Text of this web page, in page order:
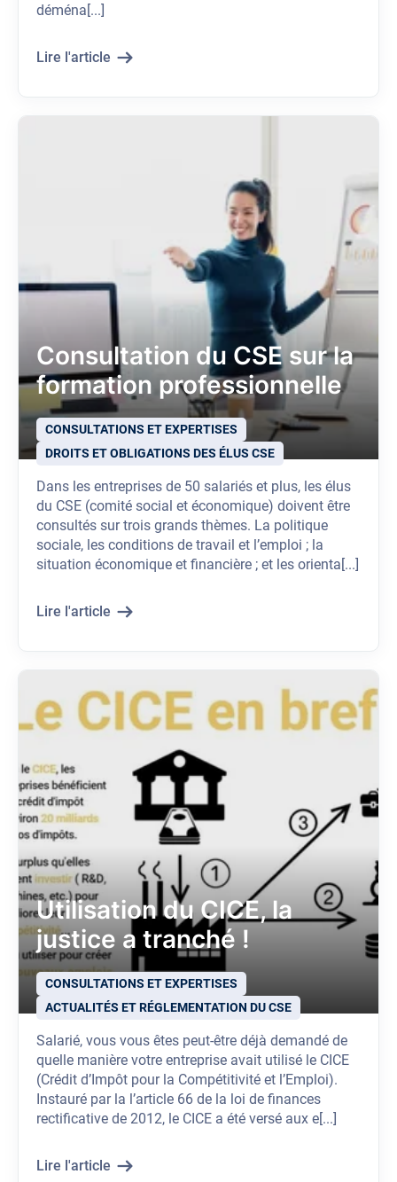
déména[...]
Lire l'article
Consultation du CSE sur la
formation professionnelle
CONSULTATIONS ET EXPERTISES
DROITS ET OBLIGATIONS DES ÉLUS CSE
Dans les entreprises de 50 salariés et plus, les élus
du CSE (comité social et économique) doivent être
consultés sur trois grands thèmes. La politique
sociale, les conditions de travail et l’emploi ; la
situation économique et financière ; et les orienta[...]
Lire l'article
Utilisation du CICE, la
justice a tranché !
CONSULTATIONS ET EXPERTISES
ACTUALITÉS ET RÉGLEMENTATION DU CSE
Salarié, vous vous êtes peut-être déjà demandé de
quelle manière votre entreprise avait utilisé le CICE
(Crédit d’Impôt pour la Compétitivité et l’Emploi).
Instauré par la l’article 66 de la loi de finances
rectificative de 2012, le CICE a été versé aux e[...]
Lire l'article